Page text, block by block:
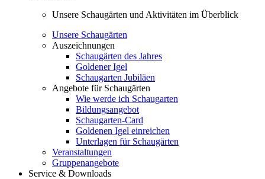
Unsere Schaugärten und Aktivitäten im Überblick
Unsere Schaugärten
Auszeichnungen
Schaugärten des Jahres
Goldener Igel
Schaugarten Jubiläen
Angebote für Schaugärten
Wie werde ich Schaugarten
Bildungsangebot
Schaugarten-Card
Goldenen Igel einreichen
Unterlagen für Schaugärten
Veranstaltungen
Gruppenangebote
Service & Downloads